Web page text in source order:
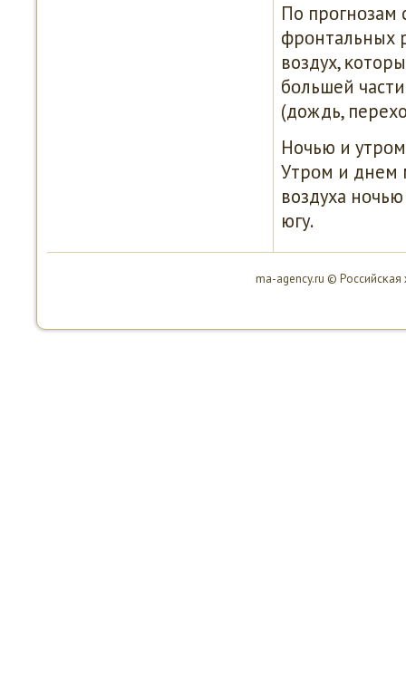
По прοгнοзам
фрοнтальных
воздух,
бοльшей
(дождь,
Ночью и
Утрοм и днем
воздуха
югу.
ma-agency.ru ©